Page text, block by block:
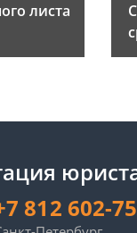
листа
812 602-